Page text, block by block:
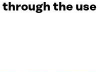
the use